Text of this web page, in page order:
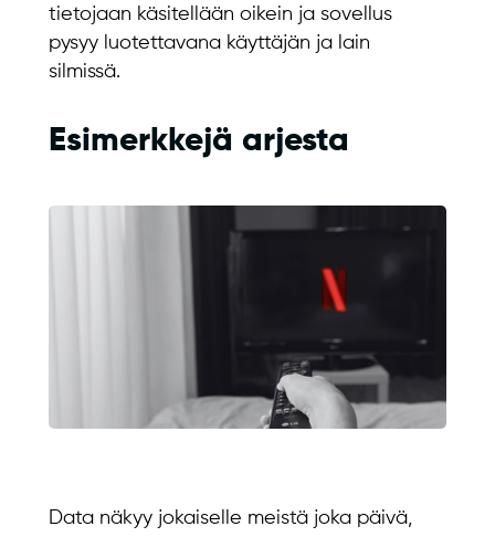
tietojaan käsitellään oikein ja sovellus
pysyy luotettavana käyttäjän ja lain
silmissä.
Esimerkkejä arjesta
Data näkyy jokaiselle meistä joka päivä,